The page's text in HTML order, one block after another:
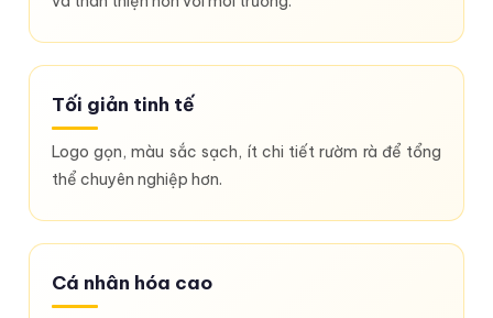
Tối giản tinh tế
Logo gọn, màu sắc sạch, ít chi tiết rườm rà để tổng
thể chuyên nghiệp hơn.
Cá nhân hóa cao